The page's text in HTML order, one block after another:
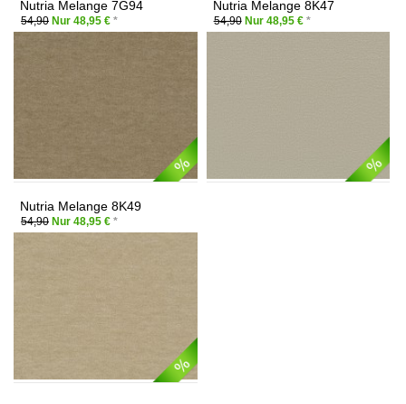
Nutria Melange 7G94
54,90 Nur 48,95 € *
Nutria Melange 8K47
54,90Nur 48,95 € *
Nutria Melange 8K49
54,90 Nur 48,95 € *